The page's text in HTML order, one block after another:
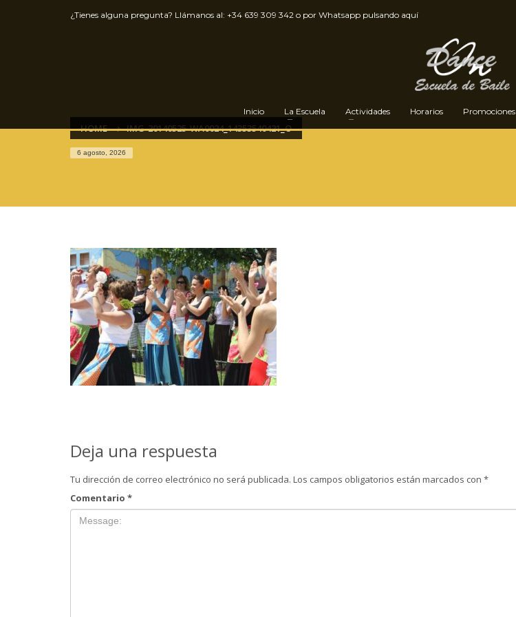
¿Tienes alguna pregunta? Llámanos al: +34 639 309 342 o por Whatsapp pulsando aquí
Inicio La Escuela Actividades Horarios Promociones
HOME IMG-20140525-WA0024_14353540421_O
6 agosto, 2026
Deja una respuesta
Tu dirección de correo electrónico no será publicada. Los campos obligatorios están marcados con *
Comentario *